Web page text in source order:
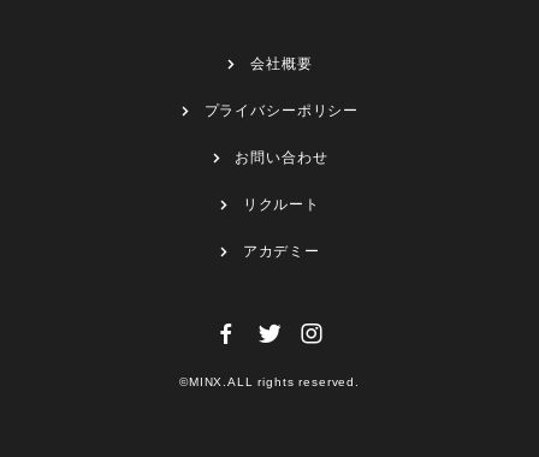
会社概要
プライバシーポリシー
お問い合わせ
リクルート
アカデミー
©MINX.ALL rights reserved.